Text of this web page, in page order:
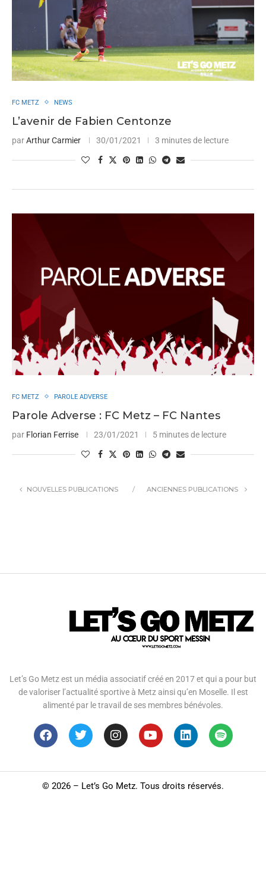
FC METZ NEWS
L’avenir de Fabien Centonze
parArthur Carmier 30/01/2021 3 minutes de lecture
FC METZ PAROLE ADVERSE
Parole Adverse : FC Metz – FC Nantes
par Florian Ferrise 23/01/2021 5 minutes de lecture
NOUVELLES PUBLICATIONS ANCIENNES PUBLICATIONS
Let’s Go Metz est un média associatif créé en 2017 et qui a pour but
de valoriser l’actualité sportive à Metz ainsi qu’en Moselle. Il est
alimenté par le travail de ses membres bénévoles.
© 2026 – Let’s Go Metz. Tous droits réservés.